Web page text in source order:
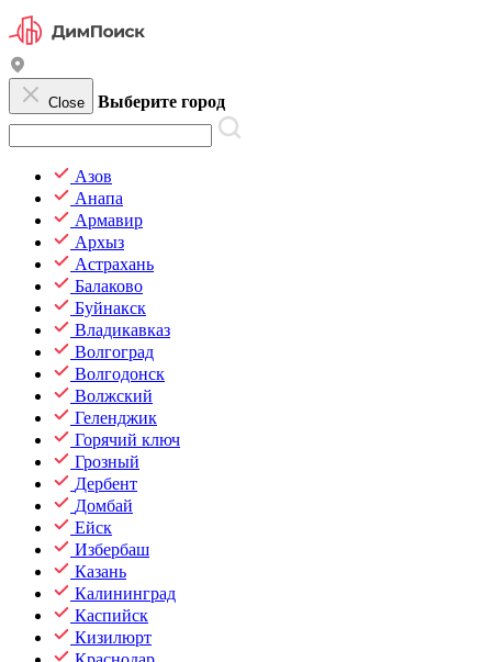
Close Выберите город
Азов
Анапа
Армавир
Архыз
Астрахань
Балаково
Буйнакск
Владикавказ
Волгоград
Волгодонск
Волжский
Геленджик
Горячий ключ
Грозный
Дербент
Домбай
Ейск
Избербаш
Казань
Калининград
Каспийск
Кизилюрт